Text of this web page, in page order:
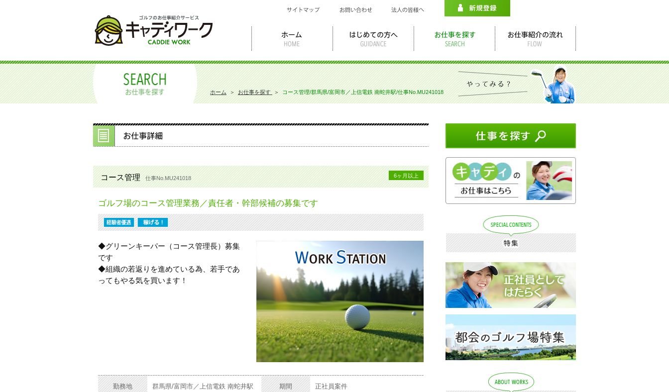
ホーム＞お仕事を探す＞コース管理/群馬県/富岡市／上信電鉄 南蛇井駅/仕事No.MU241018
コース管理 仕事No.MU241018 6ヶ月以上
ゴルフ場のコース管理業務／責任者・幹部候補の募集です
◆グリーンキーパー （コース管理長）募集
です
◆組織の若返りを進めている為、若手であ
ってもやる気を買います！
勤務地 群馬県/富岡市／上信電鉄 南蛇井駅 期間 正社員案件